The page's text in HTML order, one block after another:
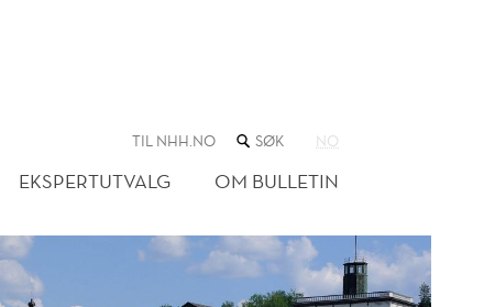
TIL NHH.NO SØK
NETTSTEDET
NO
EKSPERTUTVALG OM BULLETIN